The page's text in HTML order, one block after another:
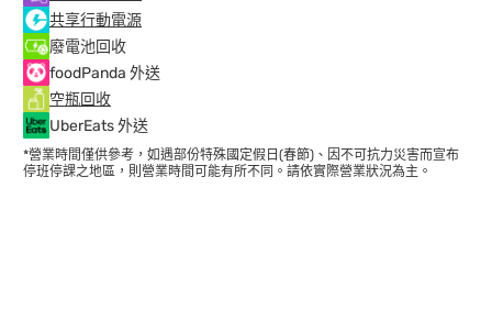
共享行動電源
廢電池回收
foodPanda 外送
空瓶回收
UberEats 外送
*營業時間僅供參考，如遇部份特殊國定假日(春節)、因不可抗力災害而宣布
停班停課之地區，則營業時間可能有所不同。請依實際營業狀況為主。